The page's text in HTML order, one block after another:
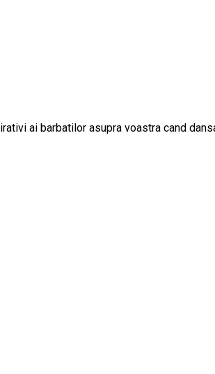
ai barbatilor asupra voastra cand